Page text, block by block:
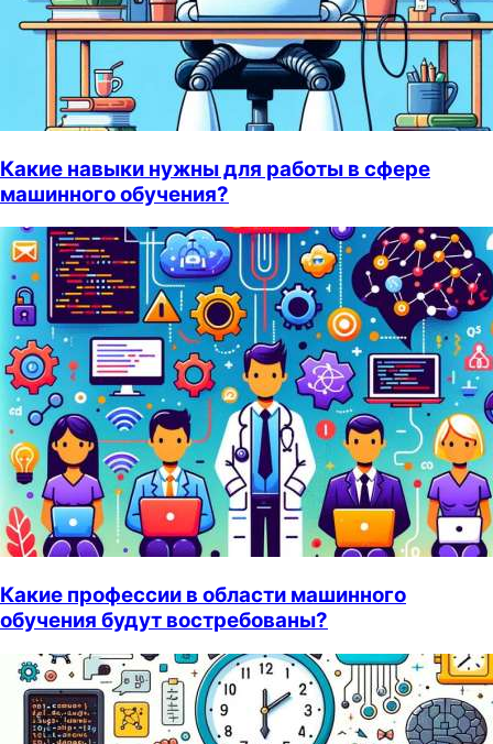
Какие навыки нужны для работы в сфере
машинного обучения?
Какие профессии в области машинного
обучения будут востребованы?